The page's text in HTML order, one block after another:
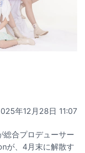
年12月28日 11:07
総合プロデューサー
が、4月末に解散す